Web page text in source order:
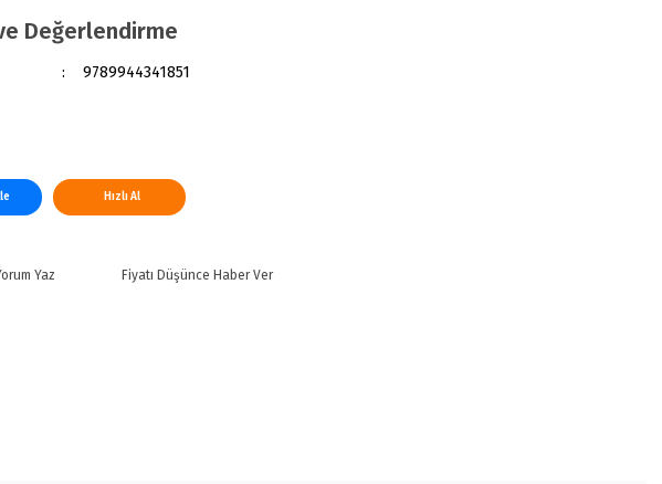
Değerlendirme
9789944341851
Hızlı Al
Yaz Fiyatı Düşünce Haber Ver